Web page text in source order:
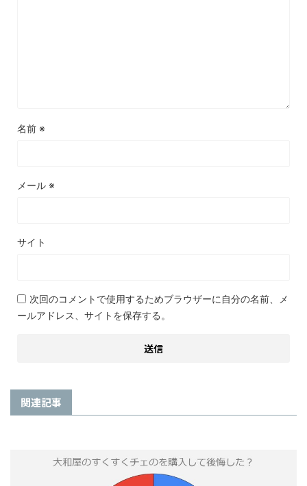
名前 ※
メール ※
サイト
次回のコメントで使用するためブラウザーに自分の名前、メ
ールアドレス、サイトを保存する。
関連記事